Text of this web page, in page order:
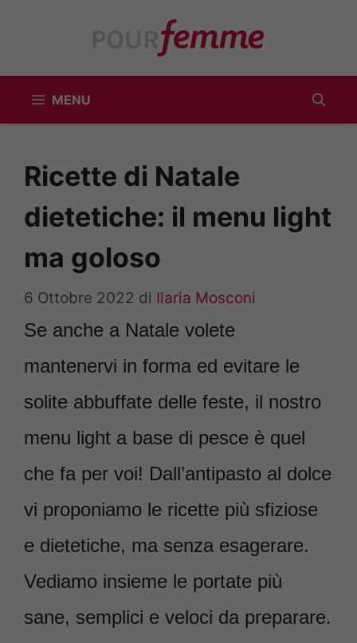
MENU
Ricette di Natale
dietetiche: il menu light
ma goloso
6 Ottobre 2022 di Ilaria Mosconi
Se anche a Natale volete
mantenervi in forma ed evitare le
solite abbuffate delle feste, il nostro
menu light a base di pesce è quel
che fa per voi! Dall’antipasto al dolce
vi proponiamo le ricette più sfiziose
e dietetiche, ma senza esagerare.
Vediamo insieme le portate più
sane, semplici e veloci da preparare.